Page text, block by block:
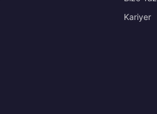
Kariyer